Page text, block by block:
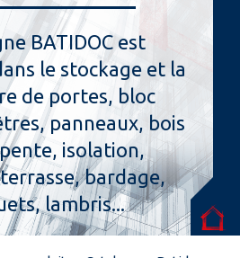
BATIDOC est
le stockage et la
de portes, bloc
panneaux, bois
isolation,
bardage,
lambris...